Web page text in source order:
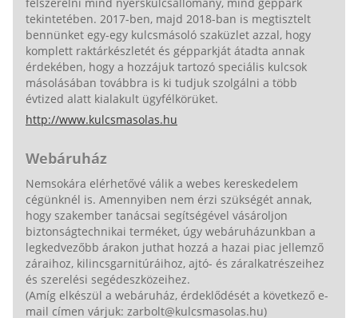
tekintetében. 2017-ben, majd 2018-ban is megtisztelt
bennünket egy-egy kulcsmásoló szaküzlet azzal, hogy
komplett raktárkészletét és gépparkját átadta annak
érdekében, hogy a hozzájuk tartozó speciális kulcsok
másolásában továbbra is ki tudjuk szolgálni a több
évtized alatt kialakult ügyfélkörüket.
http://www.kulcsmasolas.hu
Webáruház
Nemsokára elérhetővé válik a webes kereskedelem
cégünknél is. Amennyiben nem érzi szükségét annak,
hogy szakember tanácsai segítségével vásároljon
biztonságtechnikai terméket, úgy webáruházunkban a
legkedvezőbb árakon juthat hozzá a hazai piac jellemző
záraihoz, kilincsgarnitúráihoz, ajtó- és záralkatrészeihez
és szerelési segédeszközeihez.
(Amíg elkészül a webáruház, érdeklődését a következő e-
mail címen várjuk: zarbolt@kulcsmasolas.hu)